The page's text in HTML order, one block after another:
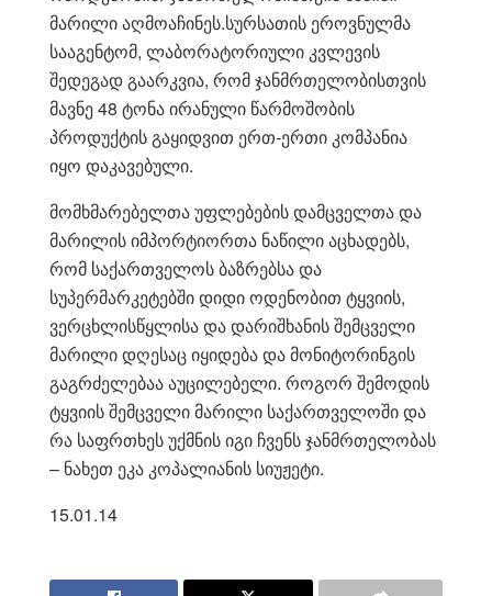
მარილი აღმოაჩინეს.სურსათის ეროვნულმა
სააგენტომ, ლაბორატორიული კვლევის
შედეგად გაარკვია, რომ ჯანმრთელობისთვის
მავნე 48 ტონა ირანული წარმოშობის
პროდუქტის გაყიდვით ერთ-ერთი კომპანია
იყო დაკავებული.
მომხმარებელთა უფლებების დამცველთა და
მარილის იმპორტიორთა ნაწილი აცხადებს,
რომ საქართველოს ბაზრებსა და
სუპერმარკეტებში დიდი ოდენობით ტყვიის,
ვერცხლისწყლისა და დარიშხანის შემცველი
მარილი დღესაც იყიდება და მონიტორინგის
გაგრძელებაა აუცილებელი. როგორ შემოდის
ტყვიის შემცველი მარილი საქართველოში და
რა საფრთხეს უქმნის იგი ჩვენს ჯანმრთელობას
– ნახეთ ეკა კოპალიანის სიუჟეტი.
15.01.14